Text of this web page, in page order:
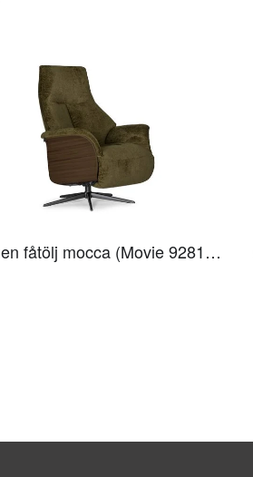
Skagen fåtölj mocca (Movie 9281 hunter)